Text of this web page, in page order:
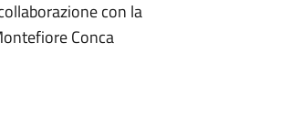
con la
Conca